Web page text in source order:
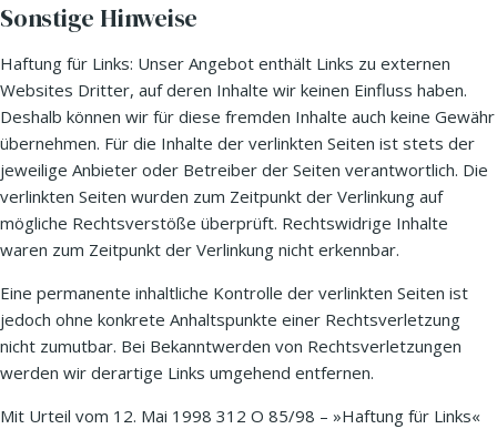
Sonstige Hinweise
Haftung für Links: Unser Angebot enthält Links zu externen
Websites Dritter, auf deren Inhalte wir keinen Einfluss haben.
Deshalb können wir für diese fremden Inhalte auch keine Gewähr
übernehmen. Für die Inhalte der verlinkten Seiten ist stets der
jeweilige Anbieter oder Betreiber der Seiten verantwortlich. Die
verlinkten Seiten wurden zum Zeitpunkt der Verlinkung auf
mögliche Rechtsverstöße überprüft. Rechtswidrige Inhalte
waren zum Zeitpunkt der Verlinkung nicht erkennbar.
Eine permanente inhaltliche Kontrolle der verlinkten Seiten ist
jedoch ohne konkrete Anhaltspunkte einer Rechtsverletzung
nicht zumutbar. Bei Bekanntwerden von Rechtsverletzungen
werden wir derartige Links umgehend entfernen.
Mit Urteil vom 12. Mai 1998 312 O 85/98 – »Haftung für Links«